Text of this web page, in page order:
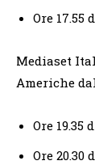
Ore
Mediaset
Americhe
Ore
Ore